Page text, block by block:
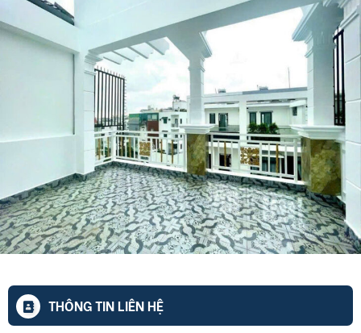
THÔNG TIN LIÊN HỆ